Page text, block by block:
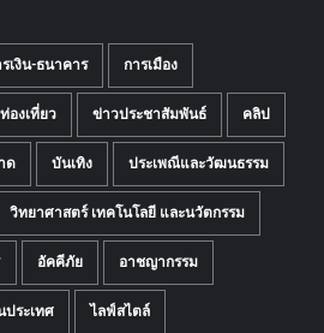
เงิน-ธนาคาร การเมือง
องเที่ยว ข่าวประชาสัมพันธ์ คลิป
ด บันเทิง ประเพณีและวัฒนธรรม
วิทยาศาสตร์ เทคโนโลยี และนวัตกรรม
อัคคีภัย อาชญากรรม
ประเทศ ไลฟ์สไตล์